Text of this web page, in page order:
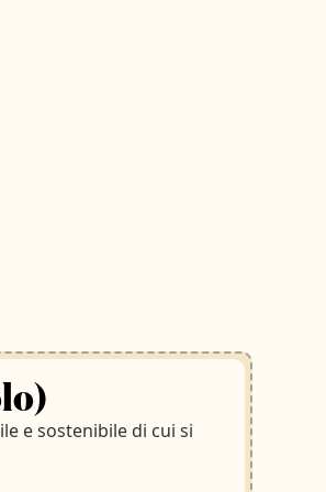
e sostenibile di cui si